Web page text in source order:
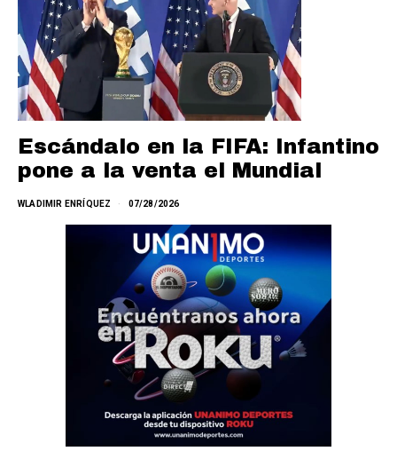
Escándalo en la FIFA: Infantino
pone a la venta el Mundial
WLADIMIR ENRÍQUEZ 07/28/2026